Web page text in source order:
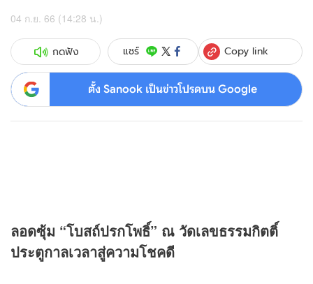
04 ก.ย. 66 (14:28 น.)
กดฟัง แชร์ Copy link
ตั้ง Sanook เป็นข่าวโปรดบน Google
ลอดซุ้ม “โบสถ์ปรกโพธิ์” ณ วัดเลขธรรมกิตติ์
ประตูกาลเวลาสู่ความโชคดี